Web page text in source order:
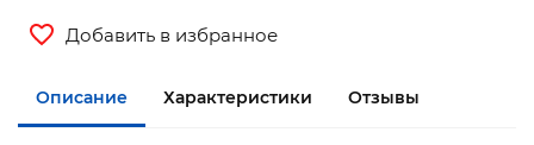
Добавить в избранное
Описание Характеристики Отзывы